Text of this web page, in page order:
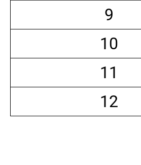
9
10
11
12